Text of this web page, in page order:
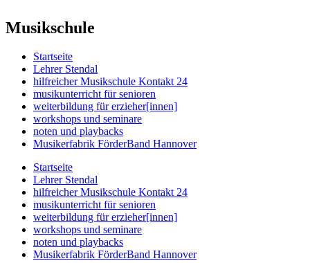
Musikschule
Startseite
Lehrer Stendal
hilfreicher Musikschule Kontakt 24
musikunterricht für senioren
weiterbildung für erzieher[innen]
workshops und seminare
noten und playbacks
Musikerfabrik FörderBand Hannover
Startseite
Lehrer Stendal
hilfreicher Musikschule Kontakt 24
musikunterricht für senioren
weiterbildung für erzieher[innen]
workshops und seminare
noten und playbacks
Musikerfabrik FörderBand Hannover